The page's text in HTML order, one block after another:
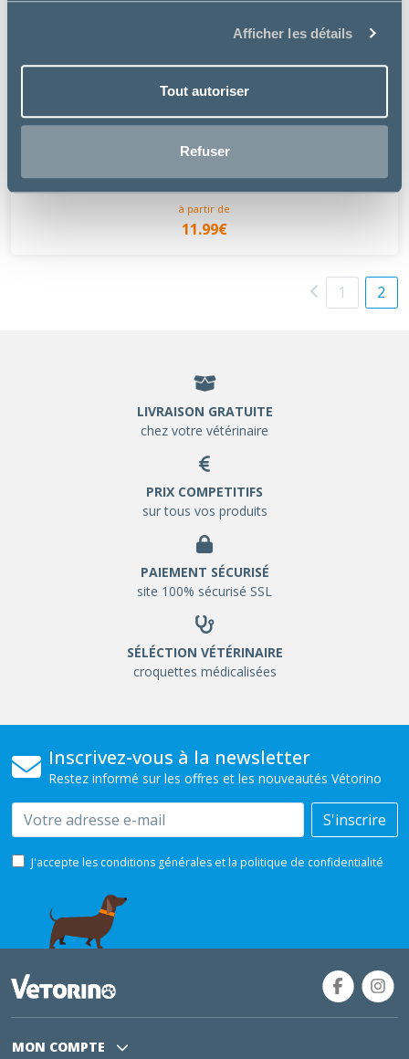
Afficher les détails
Tout autoriser
Refuser
à partir de
11.99€
1 2
LIVRAISON GRATUITE
chez votre vétérinaire
PRIX COMPETITIFS
sur tous vos produits
PAIEMENT SÉCURISÉ
site 100% sécurisé SSL
SÉLÉCTION VÉTÉRINAIRE
croquettes médicalisées
Inscrivez-vous à la newsletter
Restez informé sur les offres et les nouveautés Vétorino
Email S'inscrire
J'accepte les conditions générales et la politique de confidentialité
MON COMPTE